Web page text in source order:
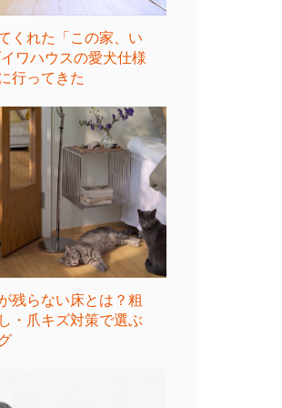
くれた「この家、い
ワハウスの愛犬仕様
行ってきた
残らない床とは？粗
・爪キズ対策で選ぶ